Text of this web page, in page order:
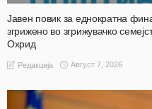
Јавен повик за еднократна
згрижено во згрижувачко
Охрид
Редакција Август 7, 2026